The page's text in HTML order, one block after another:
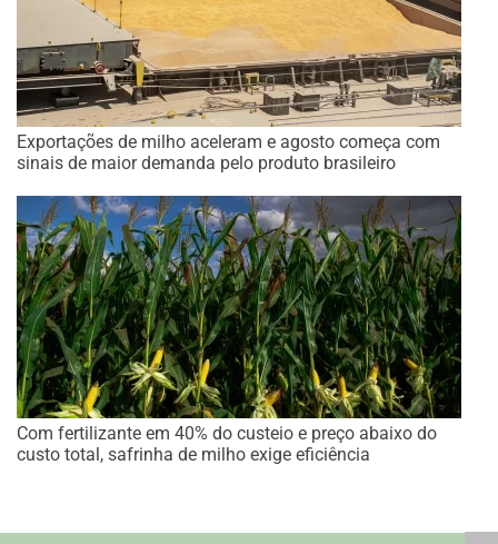
Exportações de milho aceleram e agosto começa com
sinais de maior demanda pelo produto brasileiro
Com fertilizante em 40% do custeio e preço abaixo do
custo total, safrinha de milho exige eficiência